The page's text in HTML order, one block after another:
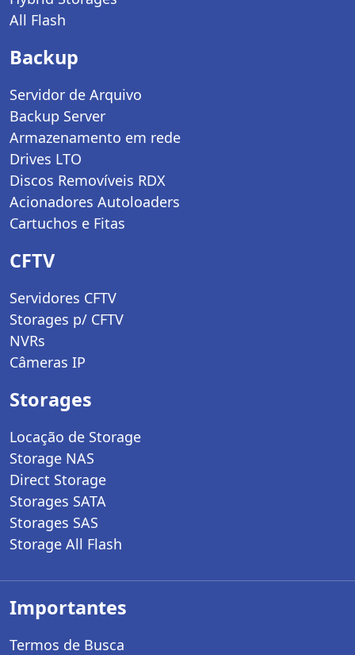
All Flash
Backup
Servidor de Arquivo
Backup Server
Armazenamento em rede
Drives LTO
Discos Removíveis RDX
Acionadores Autoloaders
Cartuchos e Fitas
CFTV
Servidores CFTV
Storages p/ CFTV
NVRs
Câmeras IP
Storages
Locação de Storage
Storage NAS
Direct Storage
Storages SATA
Storages SAS
Storage All Flash
Importantes
Termos de Busca